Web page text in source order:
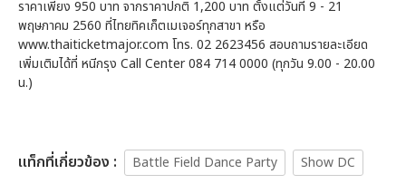
ราคาเพียง 950 บาท จากราคาปกติ 1,200 บาท ตั้งแต่วันที่ 9 - 21
พฤษภาคม 2560 ที่ไทยทิคเก็ตเมเจอร์ทุกสาขา หรือ
www.thaiticketmajor.com โทร. 02 2623456 สอบถามรายละเอียด
เพิ่มเติมได้ที่ หนีกรุง Call Center 084 714 0000 (ทุกวัน 9.00 - 20.00
น.)
เเท็กที่เกี่ยวข้อง : Battle Field Dance Party Show DC